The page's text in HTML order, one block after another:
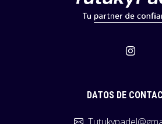
DATOS DE